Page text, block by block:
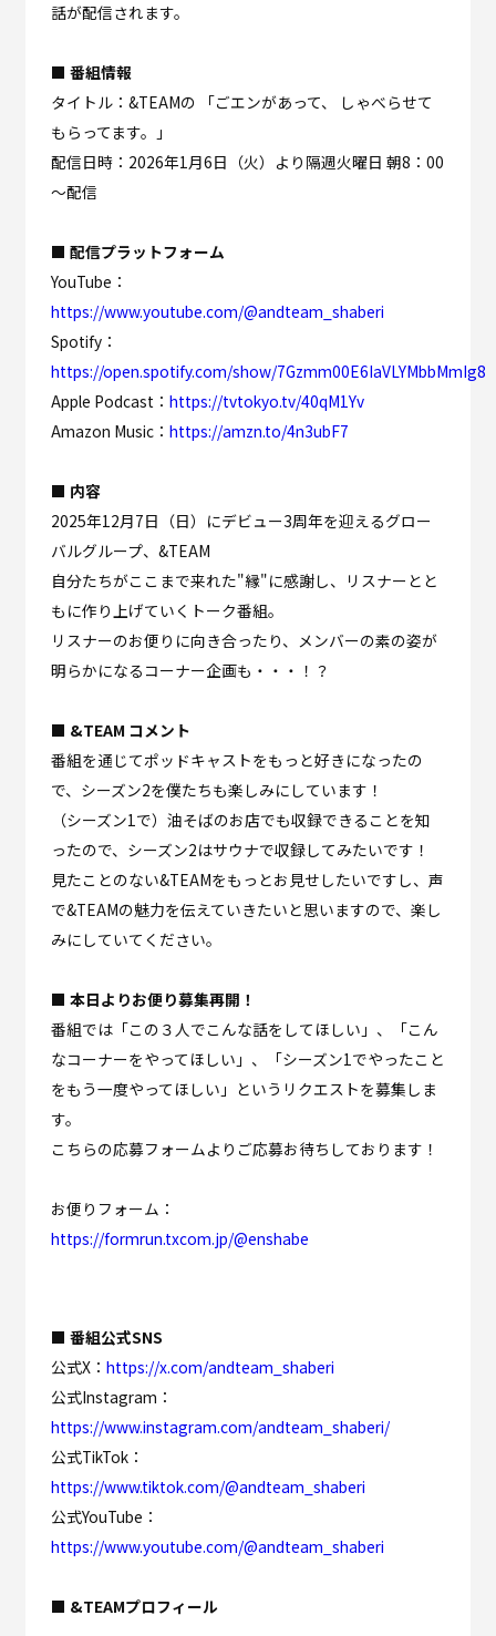
話が配信されます。
■ 番組情報
タイトル：&TEAMの 「ごエンがあって、 しゃべらせて
もらってます。」
配信日時：2026年1月6日（火）より隔週火曜日 朝8：00
～配信
■ 配信プラットフォーム
YouTube：
https://www.youtube.com/@andteam_shaberi
Spotify：
https://open.spotify.com/show/7Gzmm00E6IaVLYMbbMmIg8
Apple Podcast： https://tvtokyo.tv/40qM1Yv
Amazon Music： https://amzn.to/4n3ubF7
■ 内容
2025年12月7日（日）にデビュー3周年を迎えるグロー
バルグループ、&TEAM
自分たちがここまで来れた"縁"に感謝し、リスナーとと
もに作り上げていくトーク番組。
リスナーのお便りに向き合ったり、メンバーの素の姿が
明らかになるコーナー企画も・・・！？
■ &TEAM コメント
番組を通じてポッドキャストをもっと好きになったの
で、シーズン2を僕たちも楽しみにしています！
（シーズン1で）油そばのお店でも収録できることを知
ったので、シーズン2はサウナで収録してみたいです！
見たことのない&TEAMをもっとお見せしたいですし、声
で&TEAMの魅力を伝えていきたいと思いますので、楽し
みにしていてください。
■ 本日よりお便り募集再開！
番組では「この３人でこんな話をしてほしい」、「こん
なコーナーをやってほしい」、「シーズン1でやったこと
をもう一度やってほしい」というリクエストを募集しま
す。
こちらの応募フォームよりご応募お待ちしております！
お便りフォーム：
https://formrun.txcom.jp/@enshabe
■ 番組公式SNS
公式X： https://x.com/andteam_shaberi
公式Instagram：
https://www.instagram.com/andteam_shaberi/
公式TikTok：
https://www.tiktok.com/@andteam_shaberi
公式YouTube：
https://www.youtube.com/@andteam_shaberi
■ &TEAMプロフィール